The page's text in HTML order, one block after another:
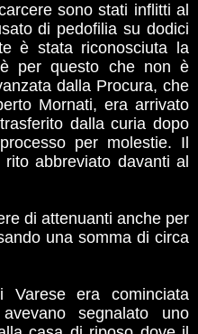
sono stati inflitti al
di pedofilia su dodici
è stata riconosciuta la
per questo che non è
dalla Procura, che
Mornati, era arrivato
dalla curia dopo
per molestie. Il
abbreviato davanti al
di attenuanti anche per
una somma di circa
Varese era cominciata
segnalato uno